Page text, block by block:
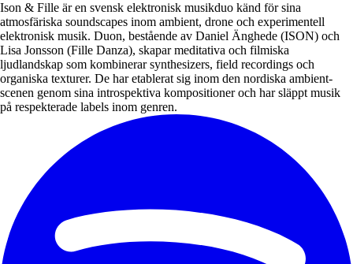
Ison & Fille är en svensk elektronisk musikduo känd för sina
atmosfäriska soundscapes inom ambient, drone och experimentell
elektronisk musik. Duon, bestående av Daniel Änghede (ISON) och
Lisa Jonsson (Fille Danza), skapar meditativa och filmiska
ljudlandskap som kombinerar synthesizers, field recordings och
organiska texturer. De har etablerat sig inom den nordiska ambient-
scenen genom sina introspektiva kompositioner och har släppt musik
på respekterade labels inom genren.